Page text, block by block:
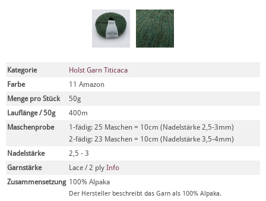
Kategorie
Holst Garn Titicaca
Farbe
11 Amazon
Menge pro Stück
50g
Lauflänge / 50g
400m
Maschenprobe
1-fädig: 25 Maschen = 10cm (Nadelstärke 2,5-3mm)
2-fädig: 23 Maschen = 10cm (Nadelstärke 3,5-4mm)
Nadelstärke
2,5 - 3
Garnstärke
Lace / 2 ply Info
Zusammensetzung 100% Alpaka
Der Hersteller beschreibt das Garn als 100% Alpaka.